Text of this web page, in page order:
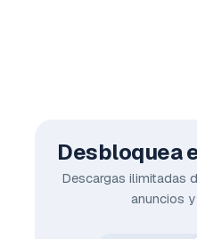
Desbloquea
Descargas ilimitadas
anuncios